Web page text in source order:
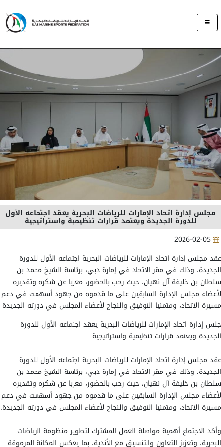
مجلس إدارة اتحاد الإمارات للرياضات البحرية يعقد اجتماعه الأول
للدورة الجديدة ويعتمد قرارات تنظيمية واستراتيجية
2026-02-05
عقد مجلس إدارة اتحاد الإمارات للرياضات البحرية اجتماعه الأول للدورة
الجديدة، وذلك في مقر الاتحاد في إمارة دبي، برئاسة الشيخ محمد بن
سلطان بن خليفة آل نهيان، حيث رحب بالحضور، معربا عن شكره وتقديره
لأعضاء مجلس الإدارة السابقين على ما قدموه من جهود أسهمت في دعم
مسيرة الاتحاد، ومتمنيا التوفيق والنجاح لأعضاء المجلس في دورته الجديدة
جلس إدارة اتحاد الإمارات للرياضات البحرية يعقد اجتماعه الأول للدورة
الجديدة ويعتمد قرارات تنظيمية واستراتيجية
عقد مجلس إدارة اتحاد الإمارات للرياضات البحرية اجتماعه الأول للدورة
الجديدة، وذلك في مقر الاتحاد في إمارة دبي، برئاسة الشيخ محمد بن
سلطان بن خليفة آل نهيان، حيث رحب بالحضور، معربا عن شكره وتقديره
لأعضاء مجلس الإدارة السابقين على ما قدموه من جهود أسهمت في دعم
مسيرة الاتحاد، ومتمنيا التوفيق والنجاح لأعضاء المجلس في دورته الجديدة.
وأكد الاجتماع أهمية مواصلة العمل المشترك لتطوير منظومة الرياضات
البحرية، وتعزيز التعاون والتنسيق مع الأندية، بما يعكس المكانة المرموقة